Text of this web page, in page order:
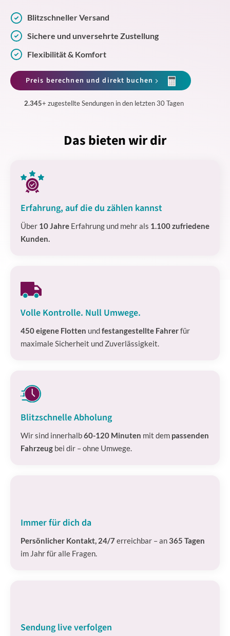
Blitzschneller Versand
Sichere und unversehrte Zustellung
Flexibilität & Komfort
Preis berechnen und direkt buchen
2.345+ zugestellte Sendungen in den letzten 30 Tagen
Das bieten wir dir
Erfahrung, auf die du zählen kannst
Über 10 Jahre Erfahrung und mehr als 1.100 zufriedene
Kunden.
Volle Kontrolle. Null Umwege.
450 eigene Flotten undfestangestellte Fahrerfür
maximale Sicherheit und Zuverlässigkeit.
Blitzschnelle Abholung
Wir sind innerhalb60-120 Minuten mit dem passenden
Fahrzeug bei dir – ohne Umwege.
Immer für dich da
Persönlicher Kontakt, 24/7erreichbar – an365 Tagen
im Jahr für alle Fragen.
Sendung live verfolgen